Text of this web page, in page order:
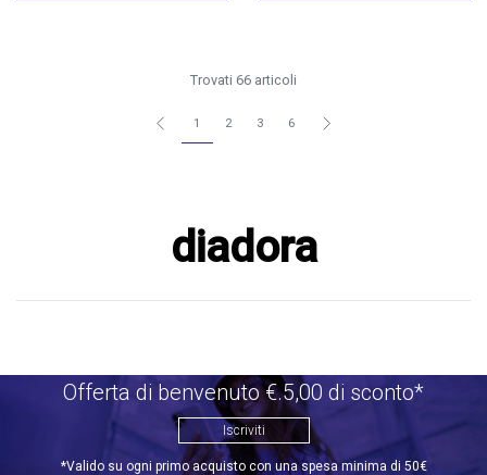
Trovati 66 articoli
1 2 3 6
diadora
Offerta di benvenuto €.5,00 di sconto*
Iscriviti
*Valido su ogni primo acquisto con una spesa minima di 50€